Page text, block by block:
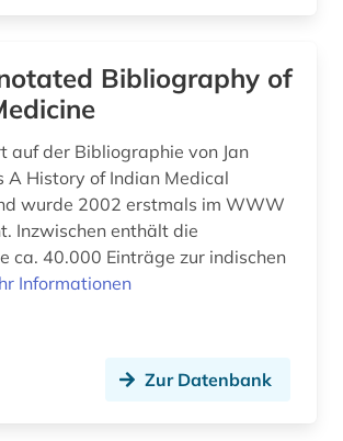
geschichte &lt;1801-1819&gt; (1)
geschützte topographien (1)
gesteinskunde (1)
gesundheit (6)
gesundheitserziehung (1)
Bibliography of
auf der Bibliographie von Jan
A History of Indian Medical
wurde 2002 erstmals im WWW
Inzwischen enthält die
ca. 40.000 Einträge zur indischen
Informationen
Zur Datenbank